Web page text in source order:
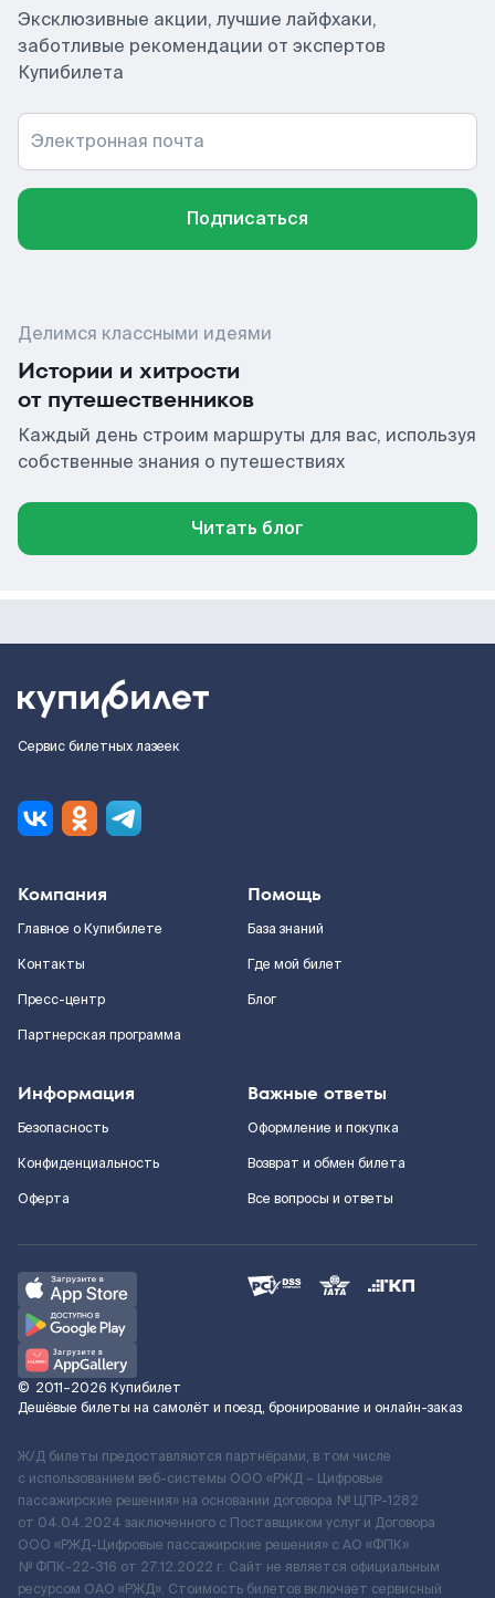
Эксклюзивные акции, лучшие лайфхаки,
заботливые рекомендации от экспертов
Купибилета
Электронная почта
Подписаться
Делимся классными идеями
Истории и хитрости
от путешественников
Каждый день строим маршруты для вас, используя
собственные знания о путешествиях
Читать блог
Сервис билетных лазеек
Компания
Главное о Купибилете
Контакты
Пресс-центр
Партнерская программа
Помощь
База знаний
Где мой билет
Блог
Информация
Безопасность
Конфиденциальность
Оферта
Важные ответы
Оформление и покупка
Возврат и обмен билета
Все вопросы и ответы
© 2011–2026 Купибилет
Дешёвые билеты на самолёт и поезд, бронирование и онлайн-заказ
Ж/Д билеты предоставляются партнёрами, в том числе
с использованием веб-системы ООО «РЖД – Цифровые
пассажирские решения» на основании договора № ЦПР-1282
от 04.04.2024 заключенного с Поставщиком услуг и Договора
ООО «РЖД-Цифровые пассажирские решения» c АО «ФПК»
№ ФПК-22-316 от 27.12.2022 г. Сайт не является официальным
ресурсом ОАО «РЖД». Стоимость билетов включает сервисный